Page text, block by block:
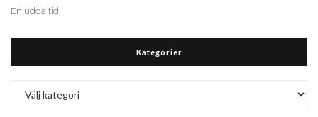
En udda tid
Kategorier